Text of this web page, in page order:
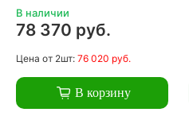
В наличии
78 370 руб.
Цена от 2шт: 76 020 руб.
В корзину